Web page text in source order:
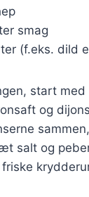
smag
(f.eks. dild
start
og
salt og